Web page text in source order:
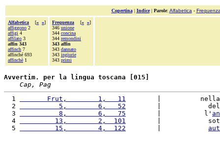
Copertina| Indice| Parole: Alfabetica -
Alfabetica [« »]
affiggono 2
affigi 4
affilato 3
affin 343
affinch 7
affinché 693
affinchè 1
Frequenza [« »]
346 unione
344 concina
344 remondini
343 affin
343 dannato
343 ingiurie
343 primi
Avvertim. per la lingua toscana [015]
Cap, Pag
  1
       Frut,        1,   11
|
  2
          5,        6,   52
|
  3
          8,        6,   75
        |           l'
  4
         13,        2,  101
|
  5
         15,        4,  122